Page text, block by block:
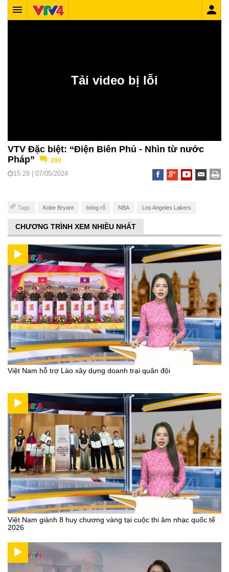
VTV Đặc biệt: “Điện Biên Phủ - Nhìn từ nước
Pháp”
200
15:29 | 07/05/2024
Tags Kobe Bryant bóng rổ NBA Los Angeles Lakers
CHƯƠNG TRÌNH XEM NHIỀU NHẤT
Việt Nam hỗ trợ Lào xây dựng doanh trại quân đội
Việt Nam giành 8 huy chương vàng tại cuộc thi âm nhạc quốc tế
2026